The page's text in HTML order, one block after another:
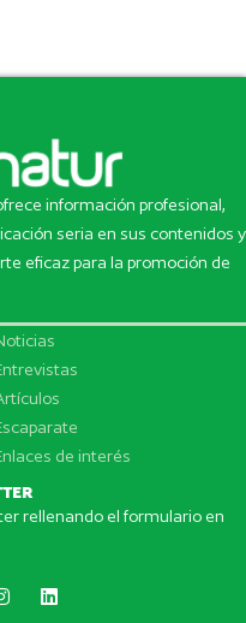
información profesional,
seria en sus contenidos y
eficaz para la promoción de
de interés
rellenando el formulario en